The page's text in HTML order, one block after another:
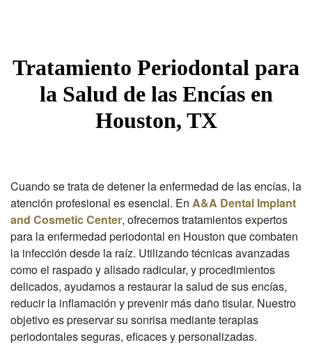
Tratamiento Periodontal para
la Salud de las Encías en
Houston, TX
Cuando se trata de detener la enfermedad de las encías, la
atención profesional es esencial. En A&A Dental Implant
and Cosmetic Center, ofrecemos tratamientos expertos
para la enfermedad periodontal en Houston que combaten
la infección desde la raíz. Utilizando técnicas avanzadas
como el raspado y alisado radicular, y procedimientos
delicados, ayudamos a restaurar la salud de sus encías,
reducir la inflamación y prevenir más daño tisular. Nuestro
objetivo es preservar su sonrisa mediante terapias
periodontales seguras, eficaces y personalizadas.